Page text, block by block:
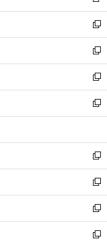
開
く
ウ
で
開
く
ン
ド
ウ
で
開
く
ウ
ィ
ン
ド
ウ
で
開
く
し
い
ウ
ィ
ン
ド
ウ
で
開
新
し
い
ウ
ィ
ン
ド
ウ
開
く
新
し
い
ウ
ィ
ン
ウ
で
開
く
新
し
い
ウ
ン
ド
ウ
で
開
く
新
し
ウ
ィ
ン
ド
ウ
で
開
く
新
し
い
ウ
ィ
ン
ド
新
し
い
ウ
ィ
新
し
い
新